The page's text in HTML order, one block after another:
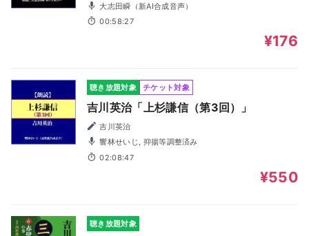
大志田瞬（新AI合成音声）
00:58:27
¥176
聴き放題対象 チケット対象
吉川英治「上杉謙信（第3回）」
吉川英治
響林せいじ, 抑揚等調整済み
02:08:47
¥550
聴き放題対象